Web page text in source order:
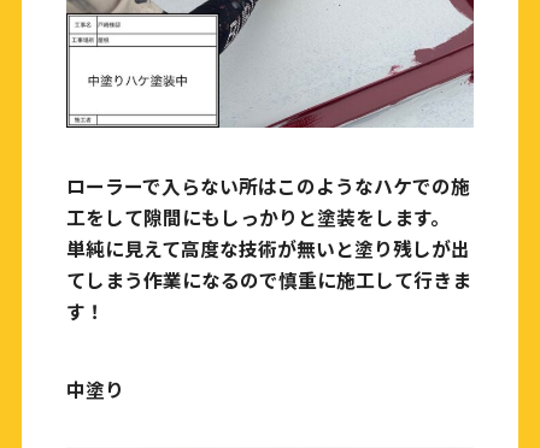
ローラーで入らない所はこのようなハケでの施
工をして隙間にもしっかりと塗装をします。
単純に見えて高度な技術が無いと塗り残しが出
てしまう作業になるので慎重に施工して行きま
す！
中塗り